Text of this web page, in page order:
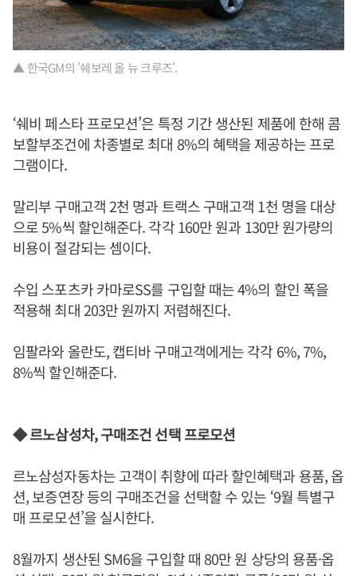
▲ 한국GM의 '쉐보레 올 뉴 크루즈'.
‘쉐비 페스타 프로모션’은 특정 기간 생산된 제품에 한해 콤
보할부조건에 차종별로 최대 8%의 혜택을 제공하는 프로
그램이다.
말리부 구매고객 2천 명과 트랙스 구매고객 1천 명을 대상
으로 5%씩 할인해준다. 각각 160만 원과 130만 원가량의
비용이 절감되는 셈이다.
수입 스포츠카 카마로SS를 구입할 때는 4%의 할인 폭을
적용해 최대 203만 원까지 저렴해진다.
임팔라와 올란도, 캡티바 구매고객에게는 각각 6%, 7%,
8%씩 할인해준다.
◆ 르노삼성차, 구매조건 선택 프로모션
르노삼성자동차는 고객이 취향에 따라 할인혜택과 용품, 옵
션, 보증연장 등의 구매조건을 선택할 수 있는 ‘9월 특별구
매 프로모션’을 실시한다.
8월까지 생산된 SM6을 구입할 때 80만 원 상당의 용품·옵